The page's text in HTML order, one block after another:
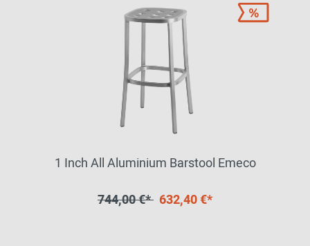
1 Inch All Aluminium Barstool Emeco
744,00 €* 632,40 €*